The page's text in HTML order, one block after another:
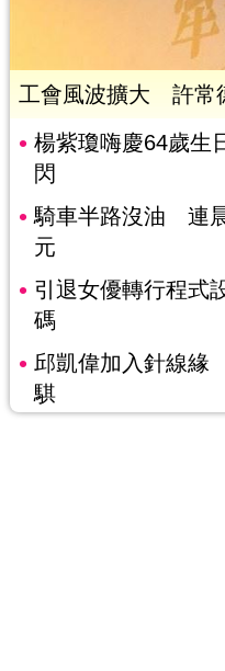
工會風波擴大 許常
楊紫瓊嗨慶64歲
閃
騎車半路沒油 連
元
引退女優轉行程
碼
邱凱偉加入針線
騏